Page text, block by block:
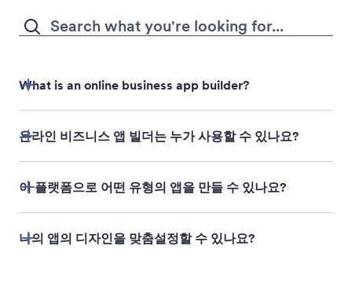
What is an online business app builder?
온라인 비즈니스 앱 빌더는 누가 사용할 수 있나요?
이 플랫폼으로 어떤 유형의 앱을 만들 수 있나요?
나의 앱의 디자인을 맞춤설정할 수 있나요?